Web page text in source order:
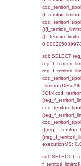
sql: